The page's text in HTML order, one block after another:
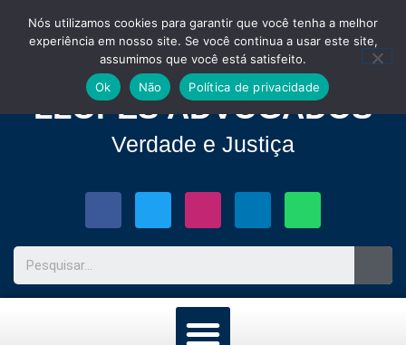
LLOPES ADVOGADOS
Verdade e Justiça
Nós utilizamos cookies para garantir que você tenha a melhor
experiência em nosso site. Se você continua a usar este site,
assumimos que você está satisfeito.
Ok
Não Política de privacidade